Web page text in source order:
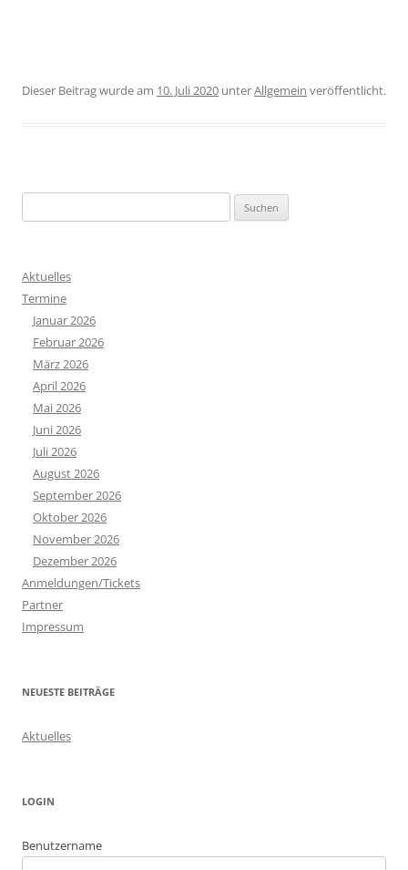
Dieser Beitrag wurde am 10. Juli 2020 unterAllgemein veröffentlicht.
u
h
e
Aktuelles
Termine
Januar 2026
Februar 2026
März 2026
April 2026
Mai 2026
Juni 2026
Juli 2026
August 2026
September 2026
Oktober 2026
November 2026
Dezember 2026
Anmeldungen/Tickets
Partner
Impressum
NEUESTE BEITRÄGE
Aktuelles
LOGIN
Benutzername